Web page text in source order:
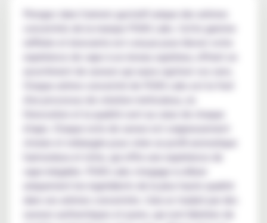
Plongez dans l'univers gustatif unique des arômes
concentrés de la marque PGVG Labs. Cette gamme
expérience de vape à un niveau supérieur, offrant un
Chaque arôme concentré de PGVG Labs est le fruit
l'innovation et la qualité sont au cœur de chaque
étape. Chaque note de saveur est soigneusement
choisie et mélangée pour créer un profil aromatique
harmonieux et riche, qui offre une expérience de
vape inégalée. PGVG Labs s'engage à utiliser
uniquement les ingrédients de la plus haute qualité
saveurs authentiques et pures, qui sont libérées de